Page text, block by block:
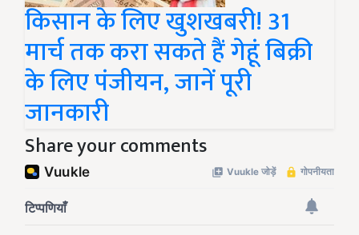
किसान के लिए खुशखबरी! 31
मार्च तक करा सकते हैं गेहूं बिक्री
के लिए पंजीयन, जानें पूरी
जानकारी
Share your comments